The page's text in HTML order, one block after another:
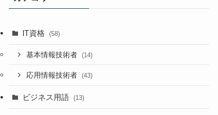
IT資格 (58)
基本情報技術者 (14)
応用情報技術者 (43)
ビジネス用語 (13)